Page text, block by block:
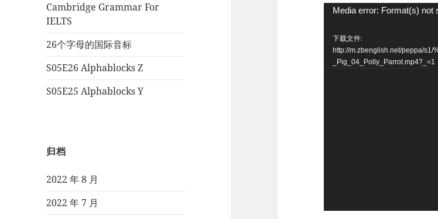
Cambridge Grammar For
IELTS
26个字母的国际音标
S05E26 Alphablocks Z
S05E25 Alphablocks Y
归档
2022 年 8 月
2022 年 7 月
视
播
放
Media error: Format(s) not
下载文件:
http://m.zbenglish.net/peppa/s1/
_Pig_04_Polly_Parrot.mp4?_=1